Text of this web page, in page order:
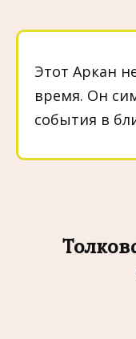
Этот Аркан
время. Он
события в